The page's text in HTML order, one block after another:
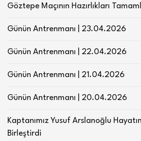
Göztepe Maçının Hazırlıkları
Günün Antrenmanı | 23.04.2026
Günün Antrenmanı | 22.04.2026
Günün Antrenmanı | 21.04.2026
Günün Antrenmanı | 20.04.2026
Kaptanımız Yusuf Arslanoğlu
Birleştirdi